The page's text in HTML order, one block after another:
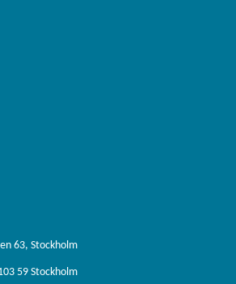
63, Stockholm
59 Stockholm